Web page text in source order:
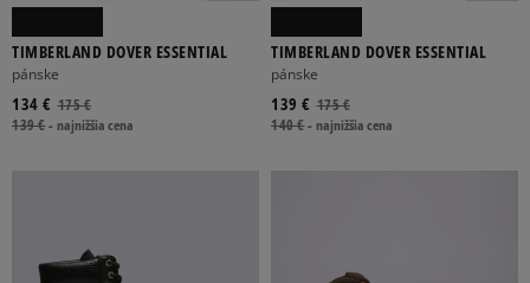
TIMBERLAND DOVER ESSENTIAL
pánske
175 €
134 €
139 €-najnižšia cena
TIMBERLAND DOVER ESSENTIAL
pánske
175 €
139 €
140 €-najnižšia cena